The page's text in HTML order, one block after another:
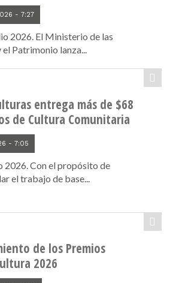
- 7:27
2026. El Ministerio de las
Patrimonio lanza...
entrega más de $68
de Cultura Comunitaria
- 7:05
2026. Con el propósito de
el trabajo de base...
de los Premios
2026